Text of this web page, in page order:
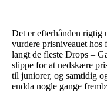
Det er efterhånden rigtig
vurdere prisniveauet hos
langt de fleste Drops –
slippe for at nedskære
til juniorer, og samtidig
endda nogle gange